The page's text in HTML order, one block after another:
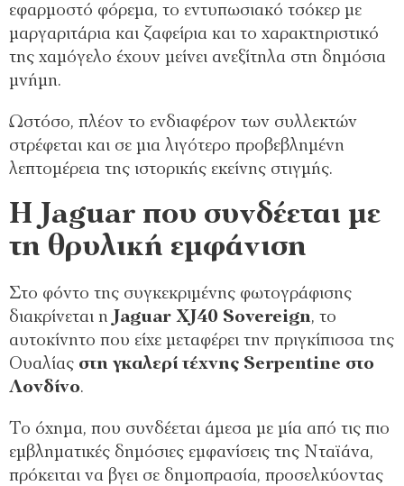
εφαρμοστό φόρεμα, το εντυπωσιακό τσόκερ με
μαργαριτάρια και ζαφείρια και το χαρακτηριστικό
της χαμόγελο έχουν μείνει ανεξίτηλα στη δημόσια
μνήμη.
Ωστόσο, πλέον το ενδιαφέρον των συλλεκτών
στρέφεται και σε μια λιγότερο προβεβλημένη
λεπτομέρεια της ιστορικής εκείνης στιγμής.
Η Jaguar που συνδέεται με
τη θρυλική εμφάνιση
Στο φόντο της συγκεκριμένης φωτογράφισης
διακρίνεται η Jaguar XJ40 Sovereign, το
αυτοκίνητο που είχε μεταφέρει την πριγκίπισσα της
Ουαλίας στη γκαλερί τέχνης Serpentine στο
Λονδίνο.
Το όχημα, που συνδέεται άμεσα με μία από τις πιο
εμβληματικές δημόσιες εμφανίσεις της Νταϊάνα,
πρόκειται να βγει σε δημοπρασία, προσελκύοντας